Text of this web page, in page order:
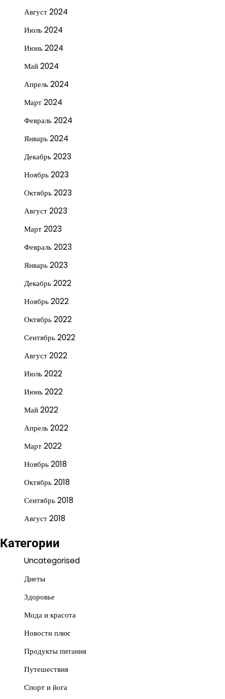
Август 2024
Июль 2024
Июнь 2024
Май 2024
Апрель 2024
Март 2024
Февраль 2024
Январь 2024
Декабрь 2023
Ноябрь 2023
Октябрь 2023
Август 2023
Март 2023
Февраль 2023
Январь 2023
Декабрь 2022
Ноябрь 2022
Октябрь 2022
Сентябрь 2022
Август 2022
Июль 2022
Июнь 2022
Май 2022
Апрель 2022
Март 2022
Ноябрь 2018
Октябрь 2018
Сентябрь 2018
Август 2018
Категории
Uncategorised
Диеты
Здоровье
Мода и красота
Новости плюс
Продукты питания
Путешествия
Спорт и йога